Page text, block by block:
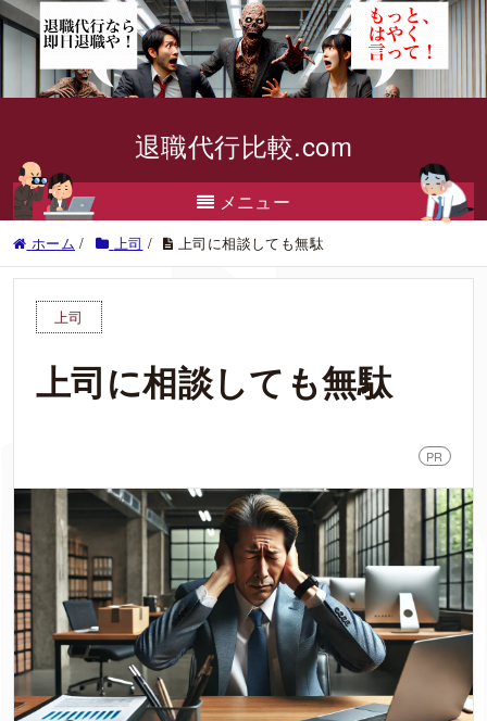
退職代行比較.com
メニュー
ホーム / 上司 / 上司に相談しても無駄
上司
上司に相談しても無駄
PR